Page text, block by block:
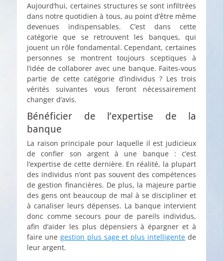
Aujourd’hui, certaines structures se sont infiltrées
dans notre quotidien à tous, au point d’être même
devenues indispensables. C’est dans cette
catégorie que se retrouvent les banques, qui
jouent un rôle fondamental. Cependant, certaines
personnes se montrent toujours sceptiques à
l’idée de collaborer avec une banque. Faites-vous
partie de cette catégorie d’individus ? Les trois
vérités suivantes vous feront nécessairement
changer d’avis.
Bénéficier de l’expertise de la
banque
La raison principale pour laquelle il est judicieux
de confier son argent à une banque : c’est
l’expertise de cette dernière. En réalité, la plupart
des individus n’ont pas souvent des compétences
de gestion financières. De plus, la majeure partie
des gens ont beaucoup de mal à se discipliner et
à canaliser leurs dépenses. La banque intervient
donc comme secours pour de pareils individus,
afin d’aider les plus dépensiers à épargner et à
faire une gestion plus sage et plus intelligente de
leur argent.